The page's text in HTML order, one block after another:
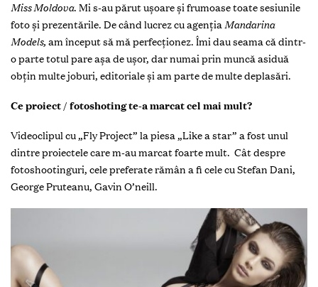
Miss Moldova. Mi s-au părut ușoare și frumoase toate sesiunile
foto și prezentările. De când lucrez cu agențiaMandarina
Models, am început să mă perfecționez. Îmi dau seama că dintr-
o parte totul pare așa de ușor, dar numai prin muncă asiduă
obțin multe joburi, editoriale și am parte de multe deplasări.
Ce proiect / fotoshoting te-a marcat cel mai mult?
Videoclipul cu „Fly Project” la piesa „Like a star” a fost unul
dintre proiectele care m-au marcat foarte mult. Cât despre
fotoshootinguri, cele preferate rămân a fi cele cu Stefan Dani,
George Pruteanu, Gavin O’neill.